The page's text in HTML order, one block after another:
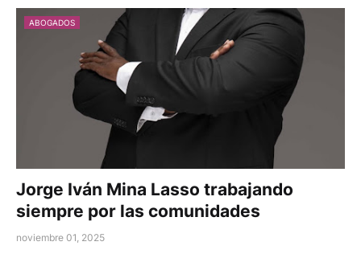
ABOGADOS
Jorge Iván Mina Lasso trabajando
siempre por las comunidades
noviembre 01, 2025